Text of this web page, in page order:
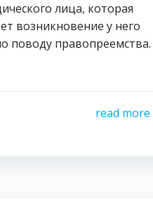
лица, которая
возникновение у него
поводу правопреемства.
read more